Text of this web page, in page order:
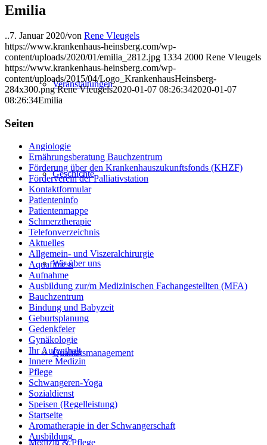
Veranstaltungen
Geschichte
Wir über uns
Qualitätsmanagement
Medizin & Pflege
Emilia
..7. Januar 2020/von Rene Vleugels
https://www.krankenhaus-heinsberg.com/wp-
content/uploads/2020/01/emilia_2812.jpg 1334 2000 Rene Vleugels
https://www.krankenhaus-heinsberg.com/wp-
content/uploads/2015/04/Logo_KrankenhausHeinsberg-
284x300.png Rene Vleugels2020-01-07 08:26:342020-01-07
08:26:34Emilia
Seiten
Angiologie
Ernährungsberatung Bauchzentrum
Förderung über den Krankenhauszukunftsfonds (KHZF)
Förderverein der Palliativstation
Kontaktformular
Patienteninfo
Patientenmappe
Schmerztherapie
Telefonverzeichnis
Aktuelles
Allgemein- und Viszeralchirurgie
Aquafitness
Aufnahme
Ausbildung zur/m Medizinischen Fachangestellten (MFA)
Bauchzentrum
Bindung und Babyzeit
Geburtsplanung
Gedenkfeier
Gynäkologie
Ihr Aufenthalt
Innere Medizin
Pflege
Schwangeren-Yoga
Sozialdienst
Speisen (Regelleistung)
Startseite
Aromatherapie in der Schwangerschaft
Ausbildung